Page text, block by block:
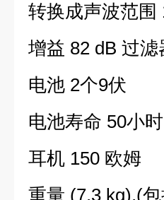
转换成声波范围
增益 82 dB 过
电池 2个9伏
电池寿命 50小
耳机 150 欧姆
重量 (7.3 kg),(